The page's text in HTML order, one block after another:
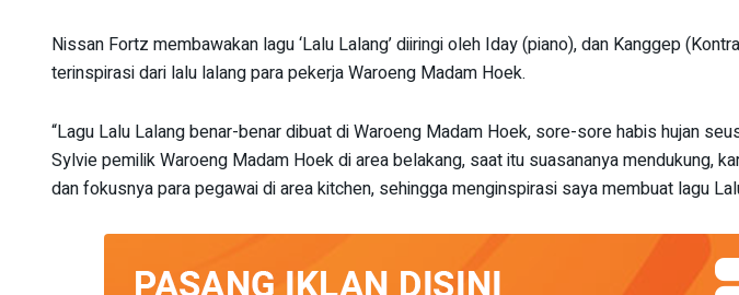
Nissan Fortz membawakan lagu ‘Lalu Lalang’ diiringi oleh Iday (piano), dan Kanggep
terinspirasi dari lalu lalang para pekerja Waroeng Madam Hoek.
“Lagu Lalu Lalang benar-benar dibuat di Waroeng Madam Hoek, sore-sore habis hujan
Sylvie pemilik Waroeng Madam Hoek di area belakang, saat itu suasananya mendukung,
dan fokusnya para pegawai di area kitchen, sehingga menginspirasi saya membuat lagu